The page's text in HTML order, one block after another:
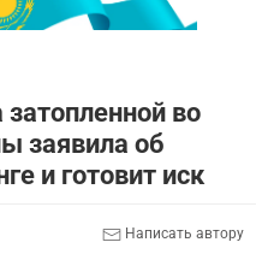
из Актобе подарили
во
заявила об
и готовит иск
Написать автору